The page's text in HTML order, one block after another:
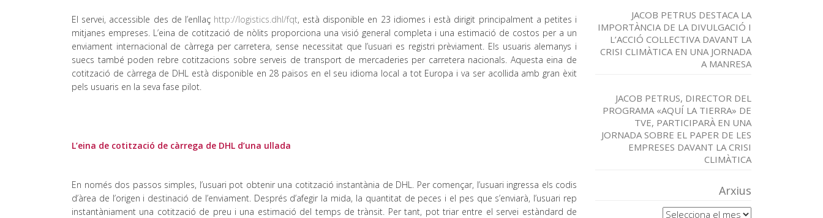
El servei, accessible des de l’enllaç http://logistics.dhl/fqt, està disponible en 23 idiomes i està dirigit principalment a petites i
mitjanes empreses. L’eina de cotització de nòlits proporciona una visió general completa i una estimació de costos per a un
enviament internacional de càrrega per carretera, sense necessitat que l’usuari es registri prèviament. Els usuaris alemanys i
suecs també poden rebre cotitzacions sobre serveis de transport de mercaderies per carretera nacionals. Aquesta eina de
cotització de càrrega de DHL està disponible en 28 països en el seu idioma local a tot Europa i va ser acollida amb gran èxit
pels usuaris en la seva fase pilot.
L’eina de cotització de càrrega de DHL d’una ullada
En només dos passos simples, l’usuari pot obtenir una cotització instantània de DHL. Per començar, l’usuari ingressa els codis
d’àrea de l’origen i destinació de l’enviament. Després d’afegir la mida, la quantitat de peces i el pes que s’enviarà, l’usuari rep
instantàniament una cotització de preu i una estimació del temps de trànsit. Per tant, pot triar entre el servei estàndard de
JACOB PETRUS DESTACA LA
IMPORTÀNCIA DE LA DIVULGACIÓ I
L’ACCIÓ COL·LECTIVA DAVANT LA
CRISI CLIMÀTICA EN UNA JORNADA
A MANRESA
JACOB PETRUS, DIRECTOR DEL
PROGRAMA «AQUÍ LA TIERRA» DE
TVE, PARTICIPARÀ EN UNA
JORNADA SOBRE EL PAPER DE LES
EMPRESES DAVANT LA CRISI
CLIMÀTICA
Arxius
Arxius